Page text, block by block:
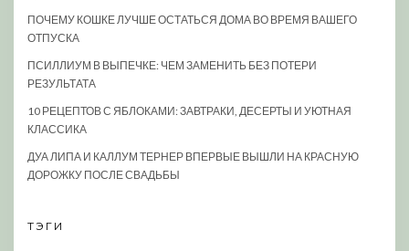
ПОЧЕМУ КОШКЕ ЛУЧШЕ ОСТАТЬСЯ ДОМА ВО ВРЕМЯ ВАШЕГО
ОТПУСКА
ПСИЛЛИУМ В ВЫПЕЧКЕ: ЧЕМ ЗАМЕНИТЬ БЕЗ ПОТЕРИ
РЕЗУЛЬТАТА
10 РЕЦЕПТОВ С ЯБЛОКАМИ: ЗАВТРАКИ, ДЕСЕРТЫ И УЮТНАЯ
КЛАССИКА
ДУА ЛИПА И КАЛЛУМ ТЕРНЕР ВПЕРВЫЕ ВЫШЛИ НА КРАСНУЮ
ДОРОЖКУ ПОСЛЕ СВАДЬБЫ
ТЭГИ